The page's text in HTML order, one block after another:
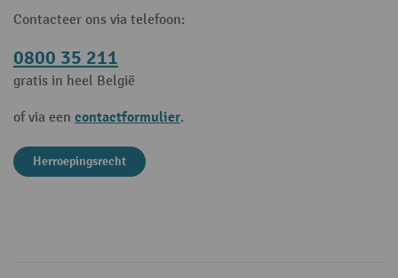
Contacteer ons via telefoon:
0800 35 211
gratis in heel België
of via een contactformulier.
Herroepingsrecht